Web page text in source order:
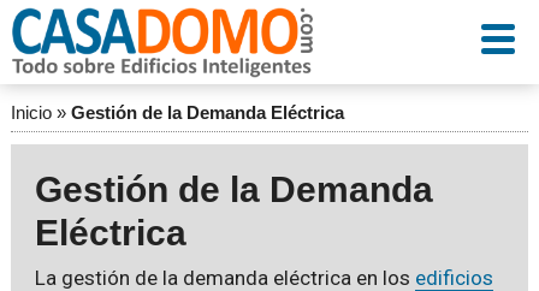
Inicio» Gestión de la Demanda Eléctrica
Gestión de la Demanda
Eléctrica
La gestión de la demanda eléctrica en los edificios